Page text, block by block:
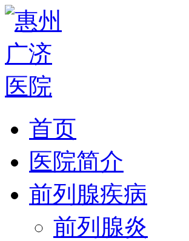
首页
医院简介
前列腺疾病
前列腺炎